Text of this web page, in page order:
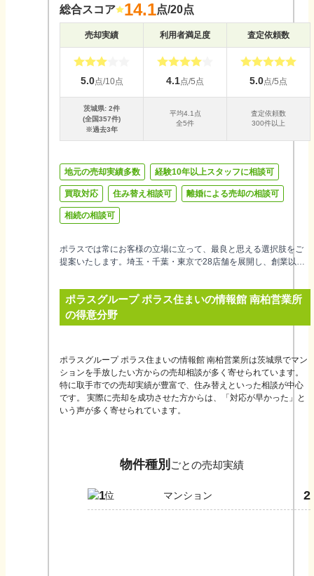
総合スコア 14.1点/20点
売却実績 利用者満足度 査定依頼数
5.0点/10点 4.1点/5点 5.0点/5点
茨城県: 2件
(全国357件)
※過去3年
平均4.1 点
全5件
査定依頼数
300件以上
地元の売却実績多数 経験10年以上スタッフに相談可
買取対応 住み替え相談可 離婚による売却の相談可
相続の相談可
ポラスでは常にお客様の立場に立って、最良と思える選択肢をご
提案いたします。埼玉・千葉・東京で28店舗を展開し、創業以来
を尽くしています。お住まいのことなら何でもお気軽にご相談く
ださい。
ポラスグループ ポラス住まいの情報館 南柏営業所
の得意分野
ポラスグループ ポラス住まいの情報館 南柏営業所は茨城県でマン
ションを手放したい方からの売却相談が多く寄せられています。
特に取手市での売却実績が豊富で、住み替えといった相談が中心
です。 実際に売却を成功させた方からは、「対応が早かった」と
いう声が多く寄せられています。
物件種別 ごとの売却実績
1 マンション 2